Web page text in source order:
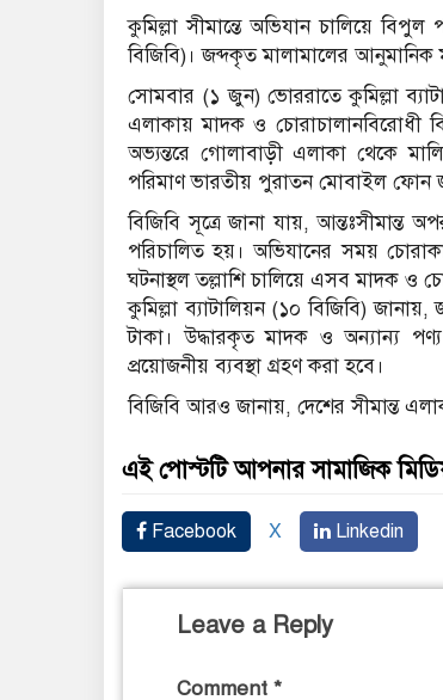
কুমিল্লা সীমান্তে অভিযান চালিয়ে
বিজিবি)। জব্দকৃত মালামালের
সোমবার (১ জুন) ভোররাতে কুমিল্লা
এলাকায় মাদক ও চোরাচালানবিরোধী
অভ্যন্তরে গোলাবাড়ী এলাকা থেকে
পরিমাণ ভারতীয় পুরাতন মোবাইল ফোন
বিজিবি সূত্রে জানা যায়, আন্তঃসীমান্ত
পরিচালিত হয়। অভিযানের সময়
ঘটনাস্থল তল্লাশি চালিয়ে এসব মাদক ও
কুমিল্লা ব্যাটালিয়ন (১০ বিজিবি)
টাকা। উদ্ধারকৃত মাদক ও অন্যান্য
প্রয়োজনীয় ব্যবস্থা গ্রহণ করা হবে।
বিজিবি আরও জানায়, দেশের সীমান্ত
এই পোস্টটি আপনার সামাজিক
Facebook X Linkedin
Leave a Reply
Comment *